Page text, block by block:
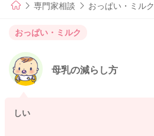
専門家相談 おっぱい・ミルク
おっぱい・ミルク
母乳の減らし方
しい